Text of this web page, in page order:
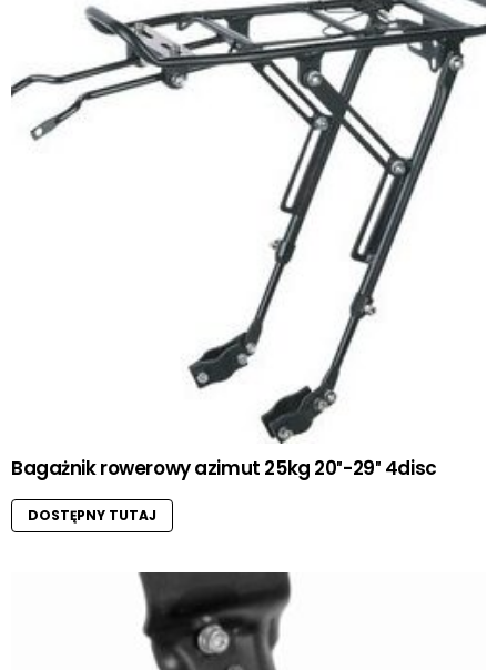
Bagażnik rowerowy azimut 25kg 20″-29″ 4disc
DOSTĘPNY TUTAJ